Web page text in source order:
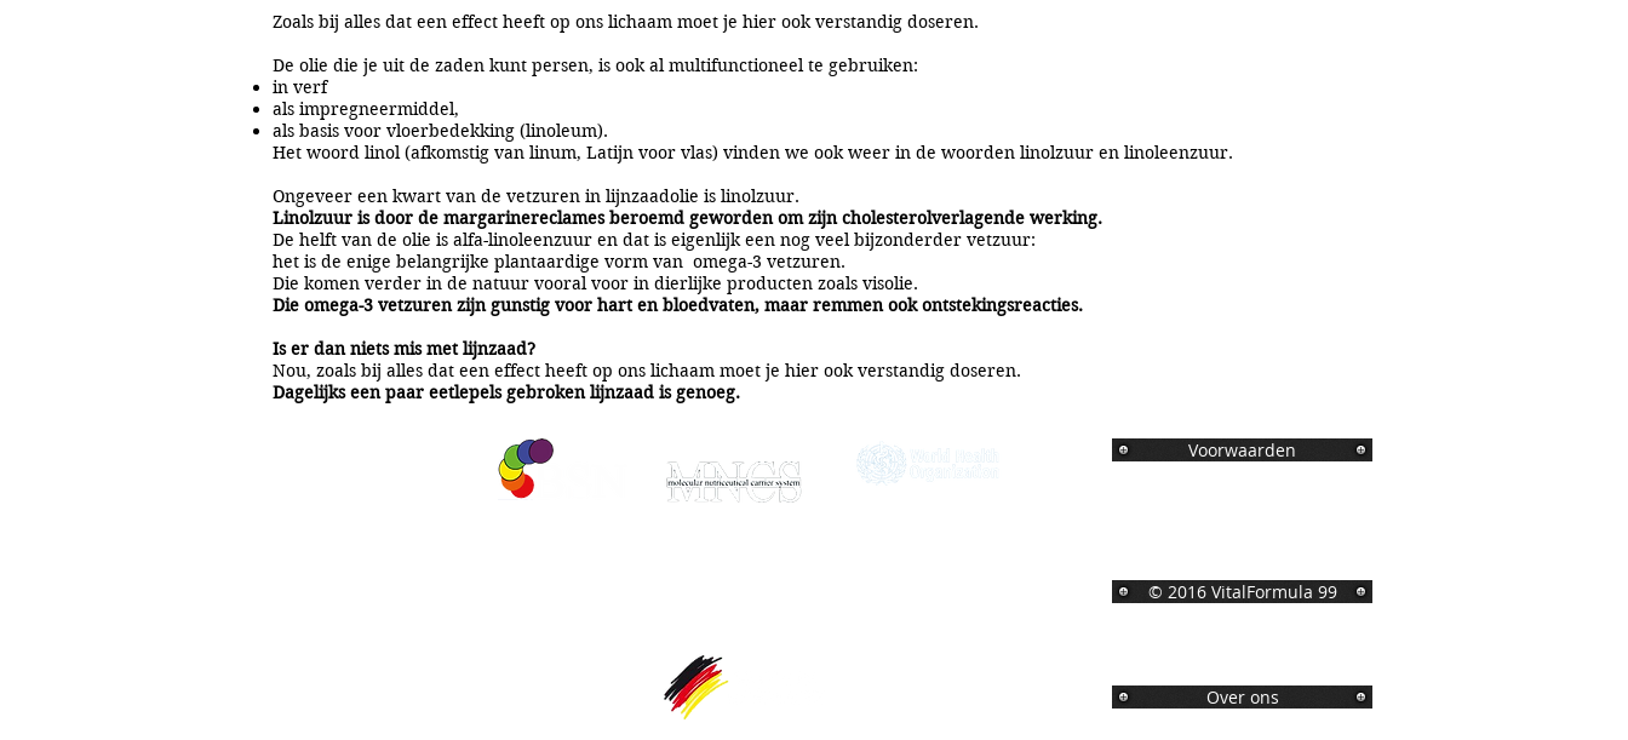
Zoals bij alles dat een effect heeft op ons lichaam moet je hier ook verstandig doseren.
De olie die je uit de zaden kunt persen, is ook al multifunctioneel te gebruiken:
in verf
als impregneermiddel,
als basis voor vloerbedekking (linoleum).
Het woord linol (afkomstig van linum, Latijn voor vlas) vinden we ook weer in de woorden linolzuur en linoleenzuur.
Ongeveer een kwart van de vetzuren in lijnzaadolie is linolzuur.
Linolzuur is door de margarinereclames beroemd geworden om zijn cholesterolverlagende werking.
De helft van de olie is alfa-linoleenzuur en dat is eigenlijk een nog veel bijzonderder vetzuur:
het is de enige belangrijke plantaardige vorm van omega-3 vetzuren.
Die komen verder in de natuur vooral voor in dierlijke producten zoals visolie.
Die omega-3 vetzuren zijn gunstig voor hart en bloedvaten, maar remmen ook ontstekingsreacties.
Is er dan niets mis met lijnzaad?
Nou, zoals bij alles dat een effect heeft op ons lichaam moet je hier ook verstandig doseren.
Dagelijks een paar eetlepels gebroken lijnzaad is genoeg.
Voorwaarden
© 2016 VitalFormula 99
Over ons